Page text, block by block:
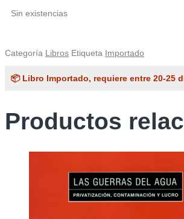
Sin existencias
Categoría Libros Etiqueta Importado
📦 Libro Importado, requiere entre 20-25
Productos